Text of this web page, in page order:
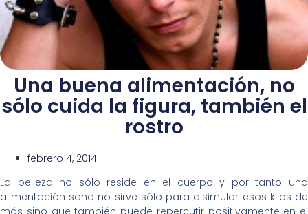
Una buena alimentación, no
sólo cuida la figura, también el
rostro
febrero 4, 2014
La belleza no sólo reside en el cuerpo y por tanto una
alimentación sana no sirve sólo para disimular esos kilos de